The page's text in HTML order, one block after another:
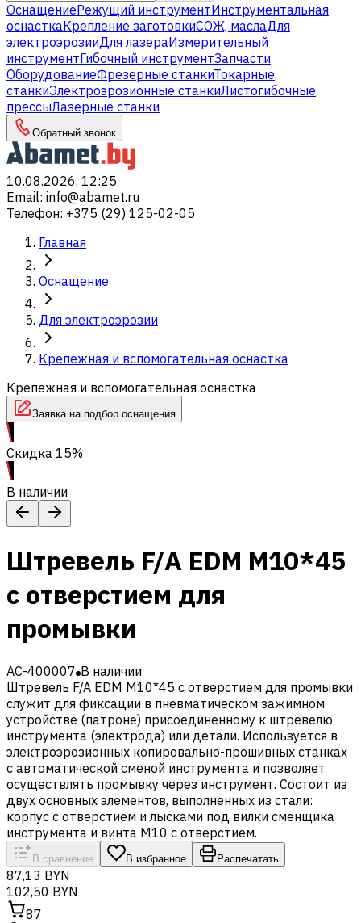
ОснащениеРежущий инструментИнструментальная
оснасткаКрепление заготовкиСОЖ, маслаДля
электроэрозииДля лазераИзмерительный
инструментГибочный инструментЗапчасти
ОборудованиеФрезерные станкиТокарные
станкиЭлектроэрозионные станкиЛистогибочные
прессыЛазерные станки
Обратный звонок
10.08.2026, 12:25
Email: info@abamet.ru
Телефон: +375 (29) 125-02-05
Главная
Оснащение
Для электроэрозии
Крепежная и вспомогательная оснастка
Крепежная и вспомогательная оснастка
Заявка на подбор оснащения
Скидка 15%
В наличии
Штревель F/A EDM M10*45
с отверстием для
промывки
AC-400007 В наличии
Штревель F/A EDM M10*45 с отверстием для промывки
служит для фиксации в пневматическом зажимном
устройстве (патроне) присоединенному к штревелю
инструмента (электрода) или детали. Используется в
электроэрозионных копировально-прошивных станках
с автоматической сменой инструмента и позволяет
осуществлять промывку через инструмент. Состоит из
двух основных элементов, выполненных из стали:
корпус с отверстием и лысками под вилки сменщика
инструмента и винта М10 с отверстием.
В сравнение В избранное Распечатать
87,13 BYN
102,50 BYN
87